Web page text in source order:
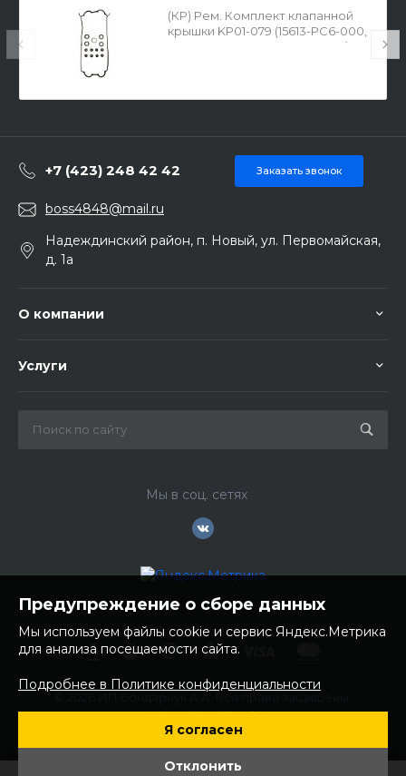
(КР) Рем. Комплект клапанной
крышки KP01-079 (15613-PC6-000,
90442-PR7-A00, 12341-P13-000)
+7 (423) 248 42 42 Заказать звонок
boss4848@mail.ru
Надеждинский район, п. Новый, ул. Первомайская,
д. 1а
О компании
Услуги
Мы в соц. сетях
ИНН: 252100758085
ОГРНИП: 304250236200270
Юр. адрес: 692481 Приморский край, Надеждинский район,
с. Вольно- Надеждинское, ул. Торопова 12
Предупреждение о сборе данных
Мы используем файлы cookie и сервис Яндекс.Метрика
для анализа посещаемости сайта.
Подробнее в Политике конфиденциальности
Я согласен
Отклонить